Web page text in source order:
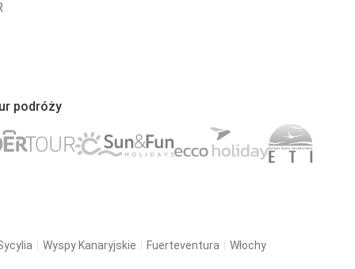
podróży
Wyspy Kanaryjskie Fuerteventura Włochy